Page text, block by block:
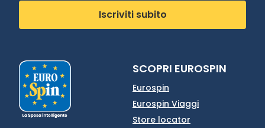
Iscriviti subito
SCOPRI EUROSPIN
Eurospin
Eurospin Viaggi
Store locator